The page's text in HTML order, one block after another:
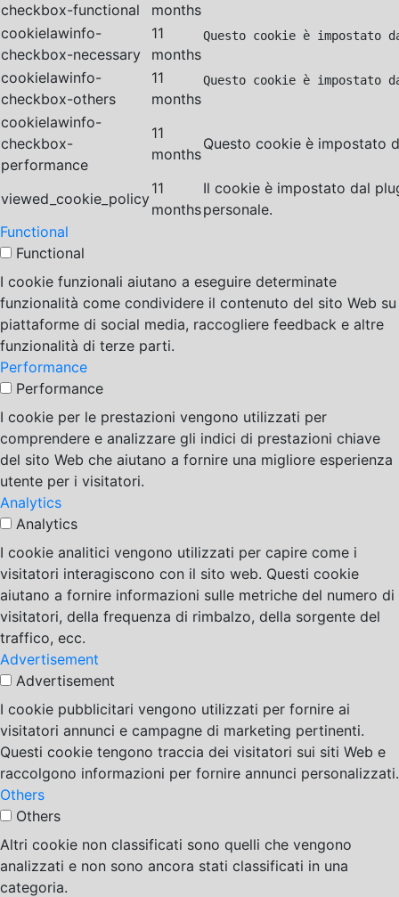
checkbox-functional
months
cookielawinfo-
checkbox-necessary
11
months
Questo cookie è impostato
cookielawinfo-
checkbox-others
11
months
Questo cookie è
cookielawinfo-
checkbox-
performance
11
months
Questo cookie è impostato
viewed_cookie_policy
11
months
Il cookie è impostato dal
personale.
Functional
Functional
I cookie funzionali aiutano a eseguire determinate
funzionalità come condividere il contenuto del sito Web su
piattaforme di social media, raccogliere feedback e altre
funzionalità di terze parti.
Performance
Performance
I cookie per le prestazioni vengono utilizzati per
comprendere e analizzare gli indici di prestazioni chiave
del sito Web che aiutano a fornire una migliore esperienza
utente per i visitatori.
Analytics
Analytics
I cookie analitici vengono utilizzati per capire come i
visitatori interagiscono con il sito web. Questi cookie
aiutano a fornire informazioni sulle metriche del numero di
visitatori, della frequenza di rimbalzo, della sorgente del
traffico, ecc.
Advertisement
Advertisement
I cookie pubblicitari vengono utilizzati per fornire ai
visitatori annunci e campagne di marketing pertinenti.
Questi cookie tengono traccia dei visitatori sui siti Web e
raccolgono informazioni per fornire annunci personalizzati.
Others
Others
Altri cookie non classificati sono quelli che vengono
analizzati e non sono ancora stati classificati in una
categoria.